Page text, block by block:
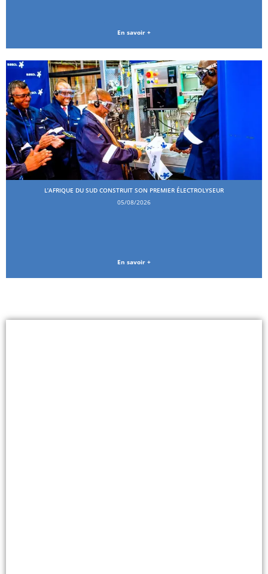
En savoir +
L’AFRIQUE DU SUD CONSTRUIT SON PREMIER ÉLECTROLYSEUR
05/08/2026
En savoir +